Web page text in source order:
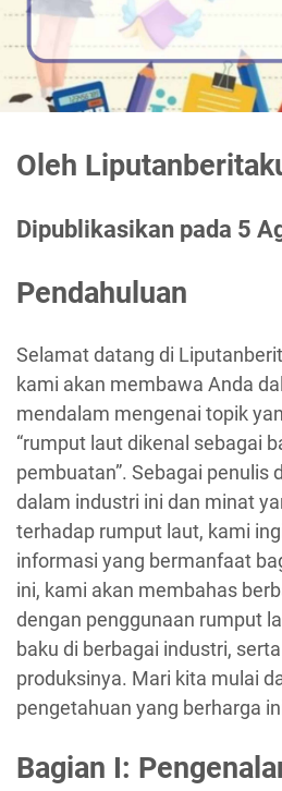
Oleh
Dipublikasikan pada 5
Pendahuluan
Selamat datang di
kami akan membawa Anda
mendalam mengenai topik
“rumput laut dikenal sebagai
pembuatan”. Sebagai penulis
dalam industri ini dan minat
terhadap rumput laut, kami
informasi yang bermanfaat
ini, kami akan membahas
dengan penggunaan rumput
baku di berbagai industri,
produksinya. Mari kita mulai
pengetahuan yang berharga
Bagian I: